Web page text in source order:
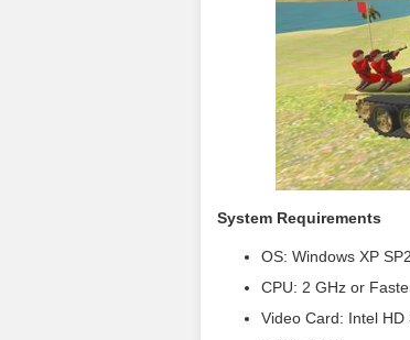
System Requirements
OS: Windows XP SP2
CPU: 2 GHz or
Video Card: Intel HD